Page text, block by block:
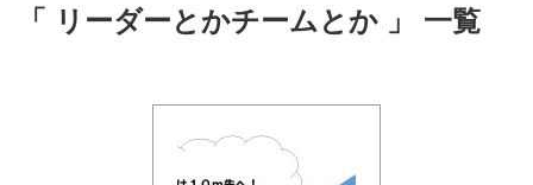
「 リーダーとかチームとか 」 一覧